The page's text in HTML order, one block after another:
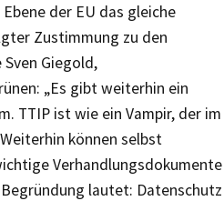
der EU das gleiche
Zustimmung zu den
Giegold,
„Es gibt weiterhin ein
TTIP ist wie ein Vampir, der im
können selbst
Verhandlungsdokumente
lautet: Datenschutz